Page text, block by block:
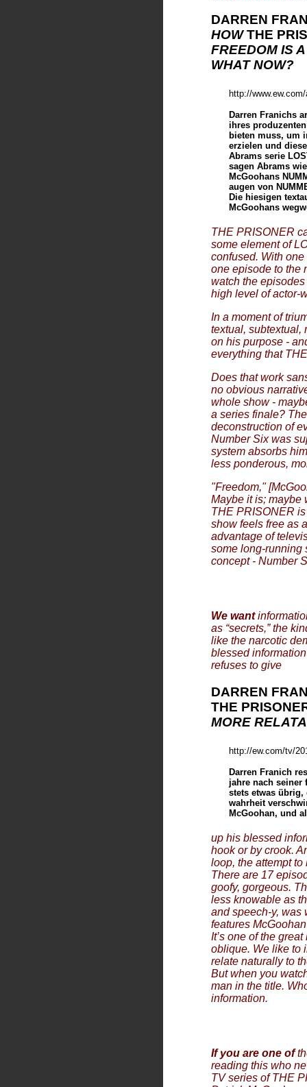
DARREN
HOWTHE
FREEDOM IS
WHAT NOW?
http://
Darren Franichs
ihres
bieten muss, um
erzielen und
Abrams serie
sagen Abrams
McGoohans
augen von
Die hiesigen
McGoohans
THE PRISONER
some element of
confused. With one
one episode to the
watch the
high level of actor-
In a moment of
textual, subtextual,
on his purpose -
everything that
Does that work
no obvious
whole show -
a series finale?
deconstruction of
Number Six was
system absorbs
less ponderous,
"Freedom,"
Maybe it is; maybe
THE PRISONER
show feels free as
advantage of
some long-running
concept - Number
We want
as “secrets,” the
like the narcotic
blessed
refuses to give
DARREN
THE
MORE
http://ew.com/tv/
Darren Franich
jahre nach seiner
stets etwas
wahrheit
McGoohan, und
up his blessed
hook or by crook.
loop, the attempt to
There are 17
goofy, gorgeous.
less knowable as
and speech-y, was
features
It’s one of the
oblique. We like to
relate naturally to
But when you
man in the title.
information.
If you are one of
reading this who
TV series of THE